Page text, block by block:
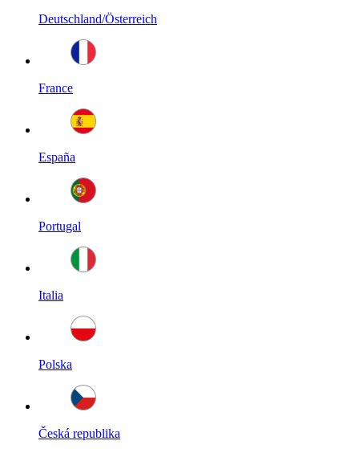
Deutschland/Österreich
France
España
Portugal
Italia
Polska
Česká republika